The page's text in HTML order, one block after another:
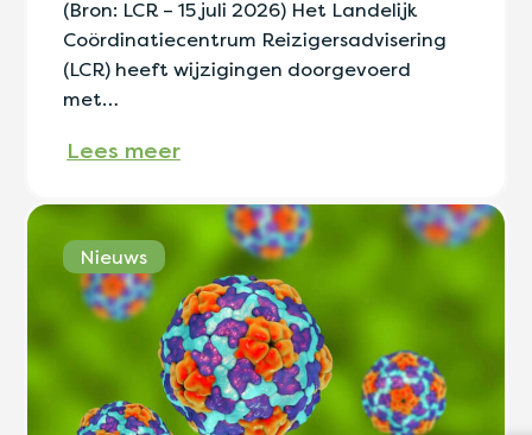
(Bron: LCR – 15 juli 2026) Het Landelijk
Coördinatiecentrum Reizigersadvisering
(LCR) heeft wijzigingen doorgevoerd
met…
Lees meer
Nieuws